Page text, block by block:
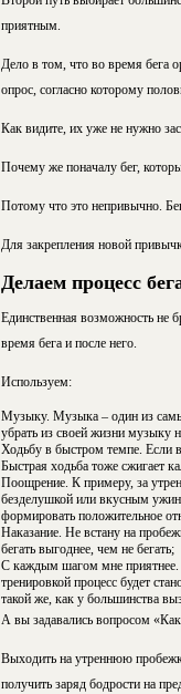
приятным.
Дело в том, что во время бега
опрос, согласно которому
Как видите, их уже не нужно
Почему же поначалу бег,
Потому что это непривычно.
Для закрепления новой
Делаем процесс
Единственная возможность не
время бега и после него.
Используем:
Музыку. Музыка – один из
убрать из своей жизни музыку
Ходьбу в быстром темпе. Если
Быстрая ходьба тоже сжигает
Поощрение. К примеру, за
безделушкой или вкусным
формировать положительное
Наказание. Не встану на
бегать выгоднее, чем не бегать;
С каждым шагом мне приятнее.
тренировкой процесс будет
такой же, как у большинства
А вы задавались вопросом «Как
Выходить на утреннюю
получить заряд бодрости на